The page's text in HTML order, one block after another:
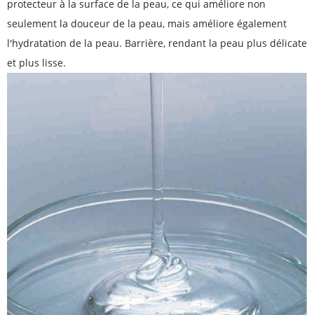
protecteur à la surface de la peau, ce qui améliore non
seulement la douceur de la peau, mais améliore également
l'hydratation de la peau. Barrière, rendant la peau plus délicate
et plus lisse.